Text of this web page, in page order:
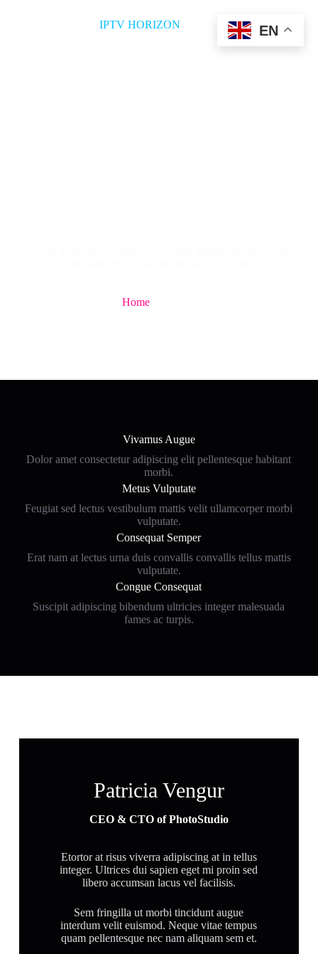
IPTV HORIZON
Home
Vivamus Augue
Dolor amet consectetur adipiscing elit pellentesque habitant
morbi.
Metus Vulputate
Feugiat sed lectus vestibulum mattis velit ullamcorper morbi
vulputate.
Consequat Semper
Erat nam at lectus urna duis convallis convallis tellus mattis
vulputate.
Congue Consequat
Suscipit adipiscing bibendum ultricies integer malesuada
fames ac turpis.
Patricia Vengur
CEO & CTO of PhotoStudio
Etortor at risus viverra adipiscing at in tellus
integer. Ultrices dui sapien eget mi proin sed
libero accumsan lacus vel facilisis.
Sem fringilla ut morbi tincidunt augue
interdum velit euismod. Neque vitae tempus
quam pellentesque nec nam aliquam sem et.
EN